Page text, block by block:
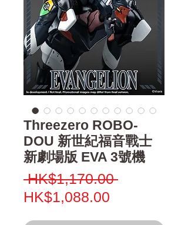
Threezero ROBO‐
DOU 新世紀福音戰士
新劇場版 EVA 3號機
HK$1,170.00 Regular
HK$1,088.00